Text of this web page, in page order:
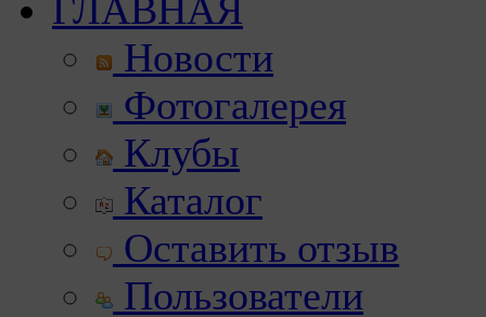
ГЛАВНАЯ
Новости
Фотогалерея
Клубы
Каталог
Оставить отзыв
Пользователи